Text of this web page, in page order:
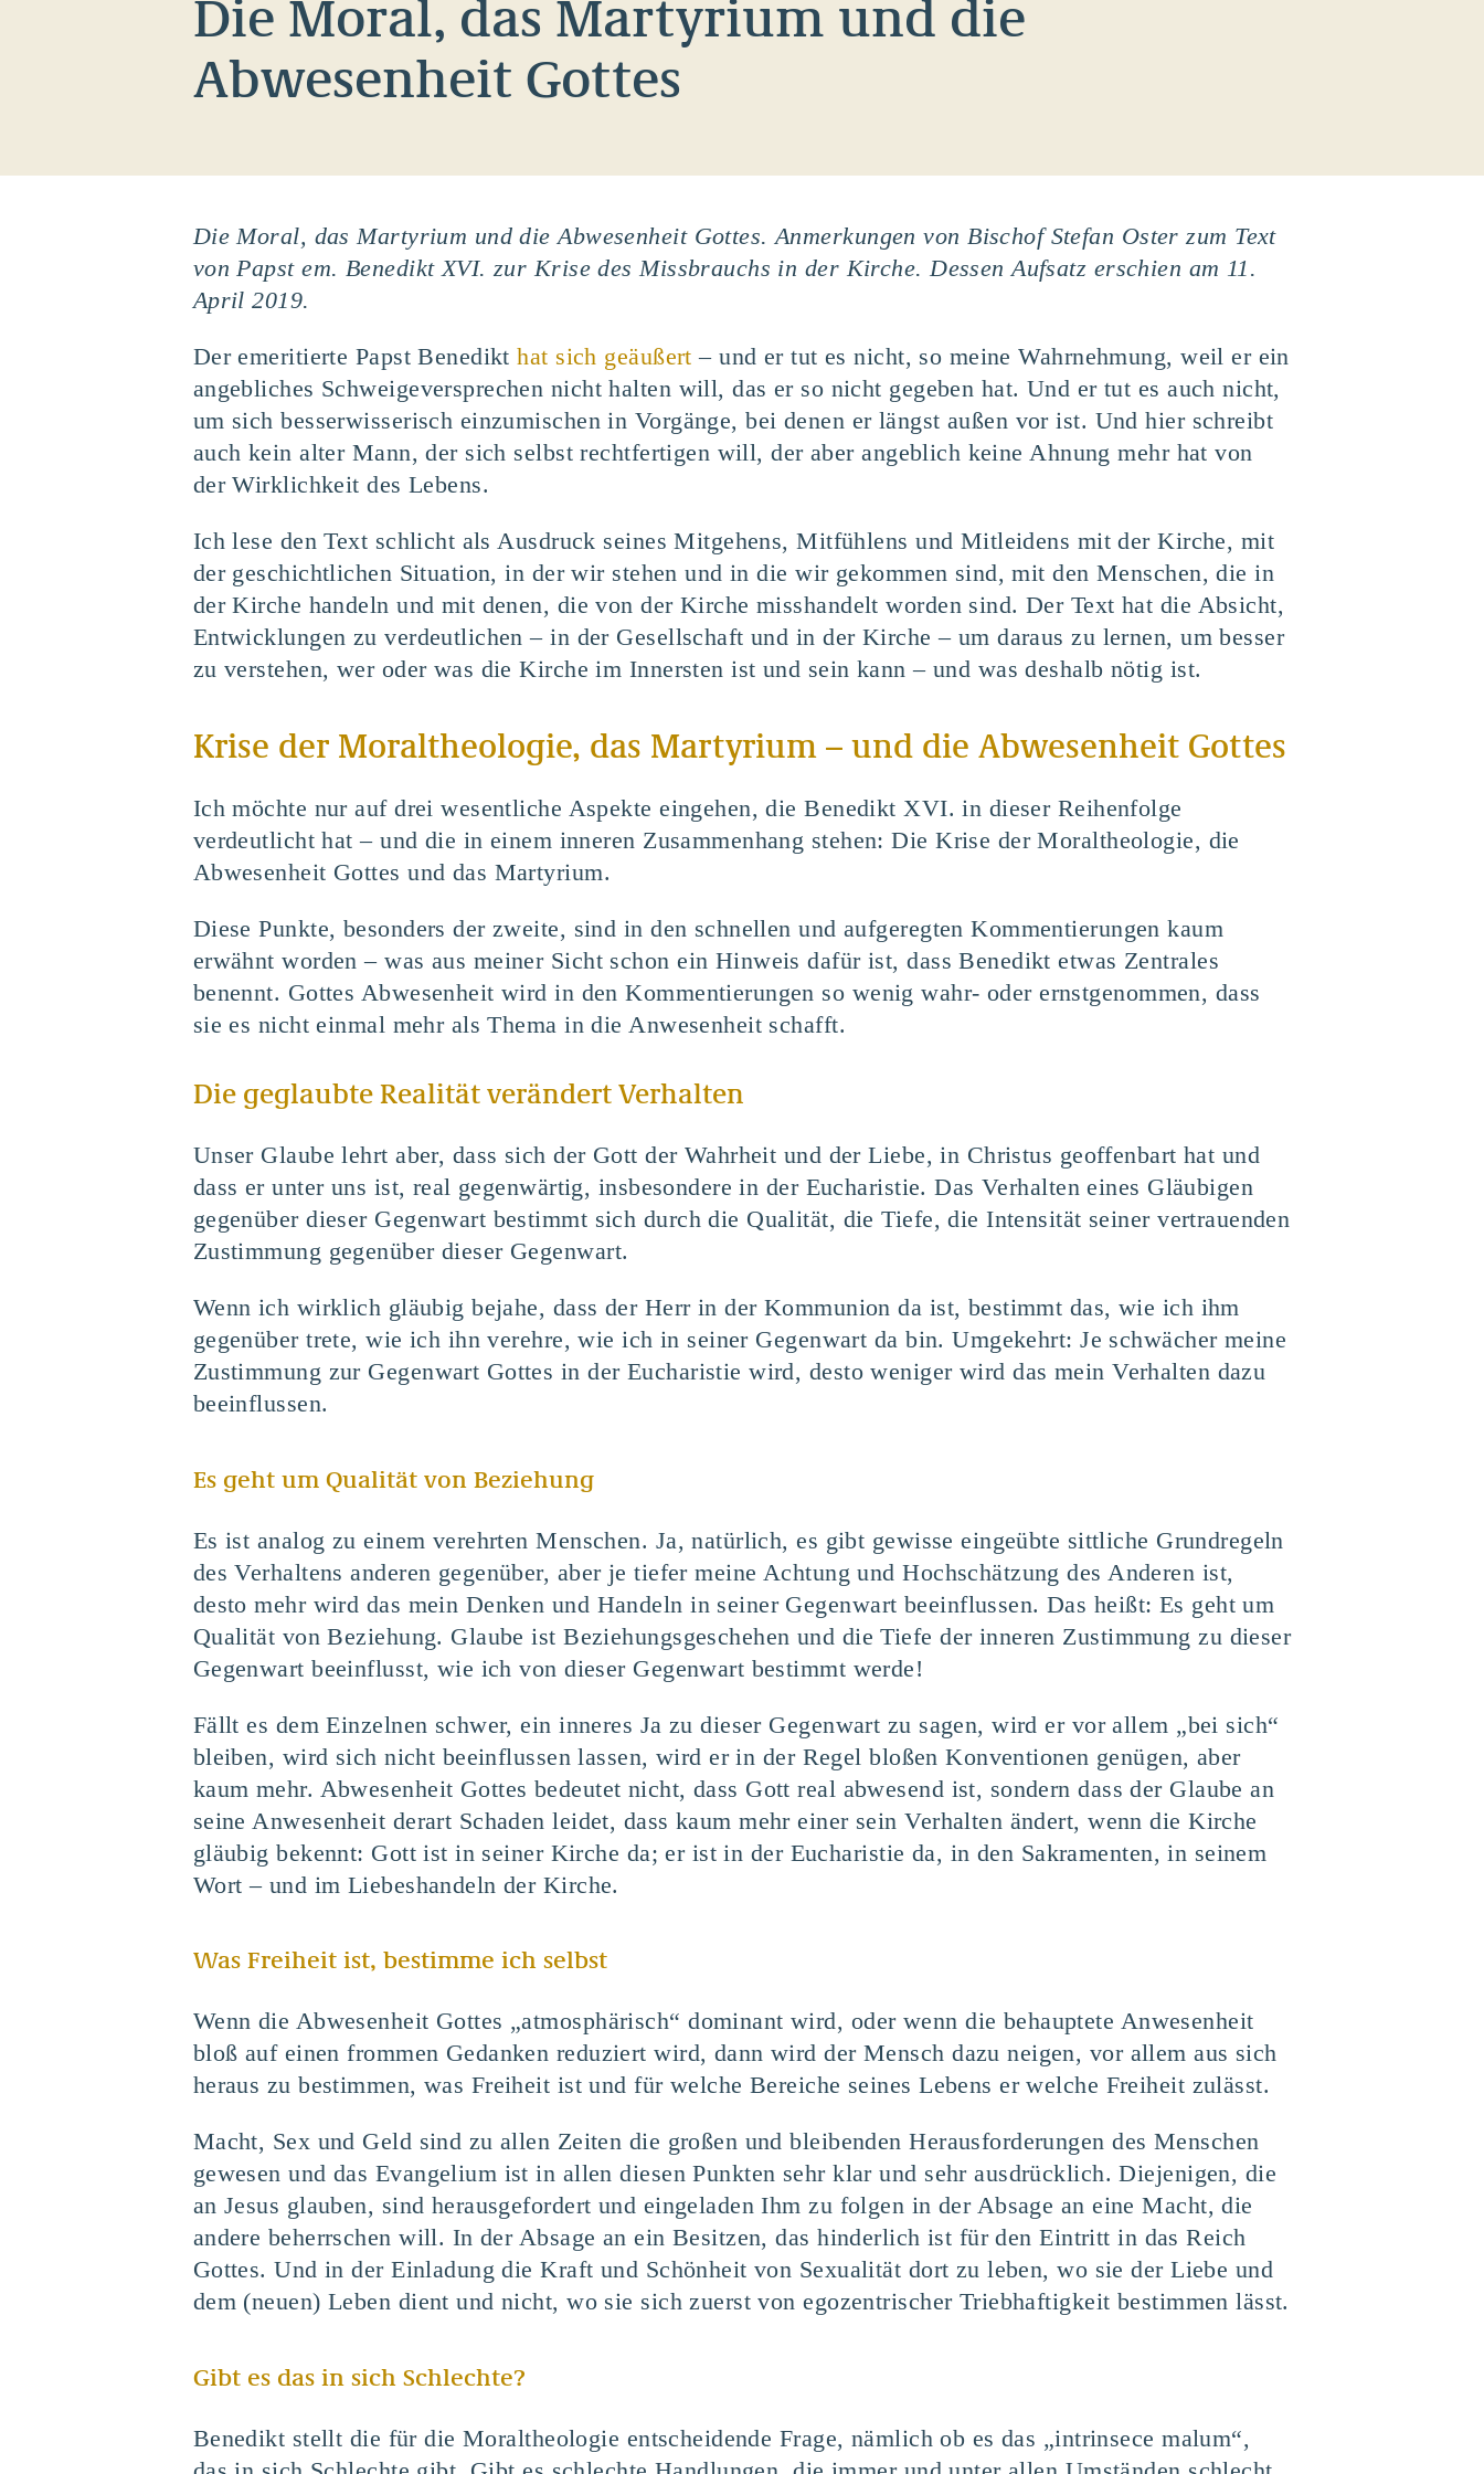
Die Moral, das Martyrium und die
Abwesenheit Gottes
Die Moral, das Martyrium und die Abwesenheit Gottes. Anmerkungen von Bischof Stefan Oster zum Text
von Papst em. Benedikt XVI. zur Krise des Missbrauchs in der Kirche. Dessen Aufsatz erschien am 11.
April 2019.
Der emeritierte Papst Benedikthat sich geäußert – und er tut es nicht, so meine Wahrnehmung, weil er ein
angebliches Schweigeversprechen nicht halten will, das er so nicht gegeben hat. Und er tut es auch nicht,
um sich besserwisserisch einzumischen in Vorgänge, bei denen er längst außen vor ist. Und hier schreibt
auch kein alter Mann, der sich selbst rechtfertigen will, der aber angeblich keine Ahnung mehr hat von
der Wirklichkeit des Lebens.
Ich lese den Text schlicht als Ausdruck seines Mitgehens, Mitfühlens und Mitleidens mit der Kirche, mit
der geschichtlichen Situation, in der wir stehen und in die wir gekommen sind, mit den Menschen, die in
der Kirche handeln und mit denen, die von der Kirche misshandelt worden sind. Der Text hat die Absicht,
Entwicklungen zu verdeutlichen – in der Gesellschaft und in der Kirche – um daraus zu lernen, um besser
zu verstehen, wer oder was die Kirche im Innersten ist und sein kann – und was deshalb nötig ist.
Krise der Moraltheologie, das Martyrium – und die Abwesenheit Gottes
Ich möchte nur auf drei wesentliche Aspekte eingehen, die Benedikt XVI. in dieser Reihenfolge
verdeutlicht hat – und die in einem inneren Zusammenhang stehen: Die Krise der Moraltheologie, die
Abwesenheit Gottes und das Martyrium.
Diese Punkte, besonders der zweite, sind in den schnellen und aufgeregten Kommentierungen kaum
erwähnt worden – was aus meiner Sicht schon ein Hinweis dafür ist, dass Benedikt etwas Zentrales
benennt. Gottes Abwesenheit wird in den Kommentierungen so wenig wahr- oder ernstgenommen, dass
sie es nicht einmal mehr als Thema in die Anwesenheit schafft.
Die geglaubte Realität verändert Verhalten
Unser Glaube lehrt aber, dass sich der Gott der Wahrheit und der Liebe, in Christus geoffenbart hat und
dass er unter uns ist, real gegenwärtig, insbesondere in der Eucharistie. Das Verhalten eines Gläubigen
gegenüber dieser Gegenwart bestimmt sich durch die Qualität, die Tiefe, die Intensität seiner vertrauenden
Zustimmung gegenüber dieser Gegenwart.
Wenn ich wirklich gläubig bejahe, dass der Herr in der Kommunion da ist, bestimmt das, wie ich ihm
gegenüber trete, wie ich ihn verehre, wie ich in seiner Gegenwart da bin. Umgekehrt: Je schwächer meine
Zustimmung zur Gegenwart Gottes in der Eucharistie wird, desto weniger wird das mein Verhalten dazu
beeinflussen.
Es geht um Qualität von Beziehung
Es ist analog zu einem verehrten Menschen. Ja, natürlich, es gibt gewisse eingeübte sittliche Grundregeln
des Verhaltens anderen gegenüber, aber je tiefer meine Achtung und Hochschätzung des Anderen ist,
desto mehr wird das mein Denken und Handeln in seiner Gegenwart beeinflussen. Das heißt: Es geht um
Qualität von Beziehung. Glaube ist Beziehungsgeschehen und die Tiefe der inneren Zustimmung zu dieser
Gegenwart beeinflusst, wie ich von dieser Gegenwart bestimmt werde!
Fällt es dem Einzelnen schwer, ein inneres Ja zu dieser Gegenwart zu sagen, wird er vor allem „bei sich“
bleiben, wird sich nicht beeinflussen lassen, wird er in der Regel bloßen Konventionen genügen, aber
kaum mehr. Abwesenheit Gottes bedeutet nicht, dass Gott real abwesend ist, sondern dass der Glaube an
seine Anwesenheit derart Schaden leidet, dass kaum mehr einer sein Verhalten ändert, wenn die Kirche
gläubig bekennt: Gott ist in seiner Kirche da; er ist in der Eucharistie da, in den Sakramenten, in seinem
Wort – und im Liebeshandeln der Kirche.
Was Freiheit ist, bestimme ich selbst
Wenn die Abwesenheit Gottes „atmosphärisch“ dominant wird, oder wenn die behauptete Anwesenheit
bloß auf einen frommen Gedanken reduziert wird, dann wird der Mensch dazu neigen, vor allem aus sich
heraus zu bestimmen, was Freiheit ist und für welche Bereiche seines Lebens er welche Freiheit zulässt.
Macht, Sex und Geld sind zu allen Zeiten die großen und bleibenden Herausforderungen des Menschen
gewesen und das Evangelium ist in allen diesen Punkten sehr klar und sehr ausdrücklich. Diejenigen, die
an Jesus glauben, sind herausgefordert und eingeladen Ihm zu folgen in der Absage an eine Macht, die
andere beherrschen will. In der Absage an ein Besitzen, das hinderlich ist für den Eintritt in das Reich
Gottes. Und in der Einladung die Kraft und Schönheit von Sexualität dort zu leben, wo sie der Liebe und
dem (neuen) Leben dient und nicht, wo sie sich zuerst von egozentrischer Triebhaftigkeit bestimmen lässt.
Gibt es das in sich Schlechte?
Benedikt stellt die für die Moraltheologie entscheidende Frage, nämlich ob es das „intrinsece malum“,